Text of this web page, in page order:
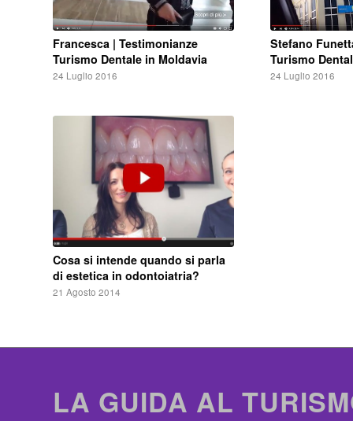
Francesca | Testimonianze
Turismo Dentale in Moldavia
24 Luglio 2016
Stefano
Turismo
24 Luglio 2016
Cosa si intende quando si parla
di estetica in odontoiatria?
21 Agosto 2014
LA GUIDA AL